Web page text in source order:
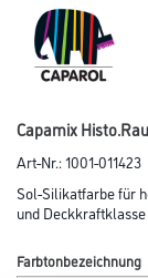
Capamix
Art-Nr.:1001-011423
Sol-Silikatfarbe für
und Deckkraftklasse
Farbtonbezeichnung